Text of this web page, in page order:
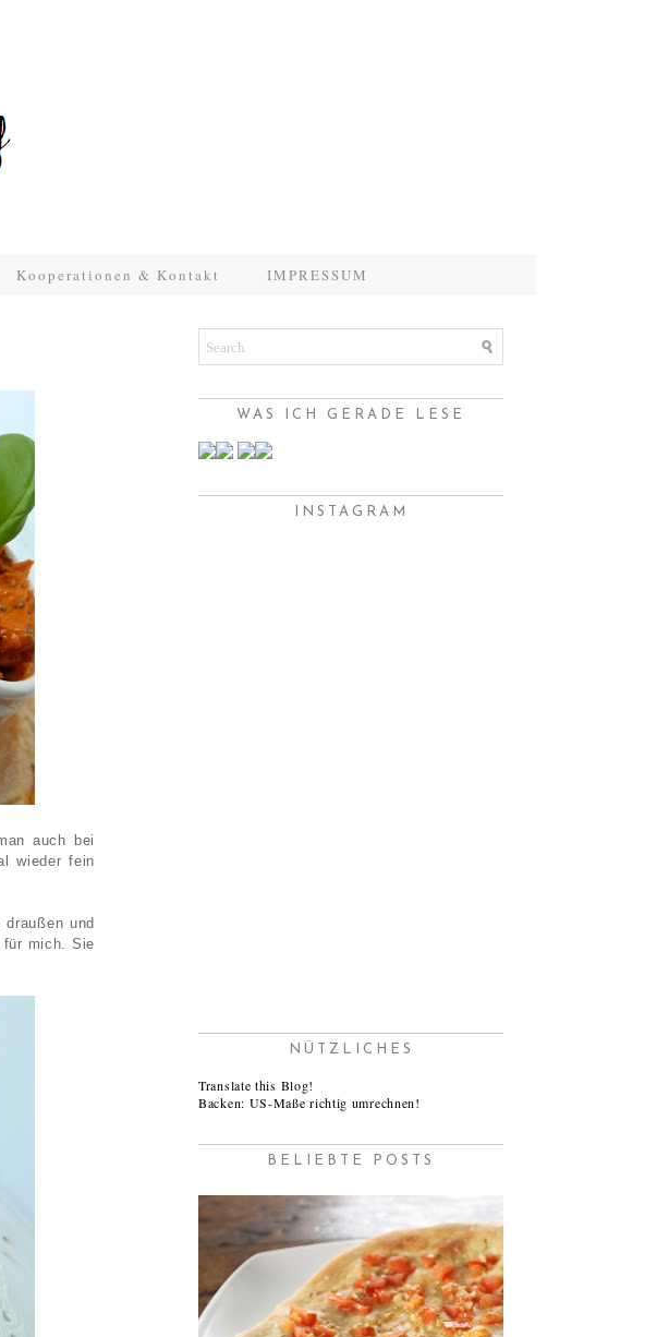
Kooperationen & Kontakt IMPRESSUM
auch bei
wieder fein
und
mich. Sie
WAS ICH GERADE LESE
INSTAGRAM
NÜTZLICHES
Translate this Blog!
Backen: US-Maße richtig umrechnen!
BELIEBTE POSTS